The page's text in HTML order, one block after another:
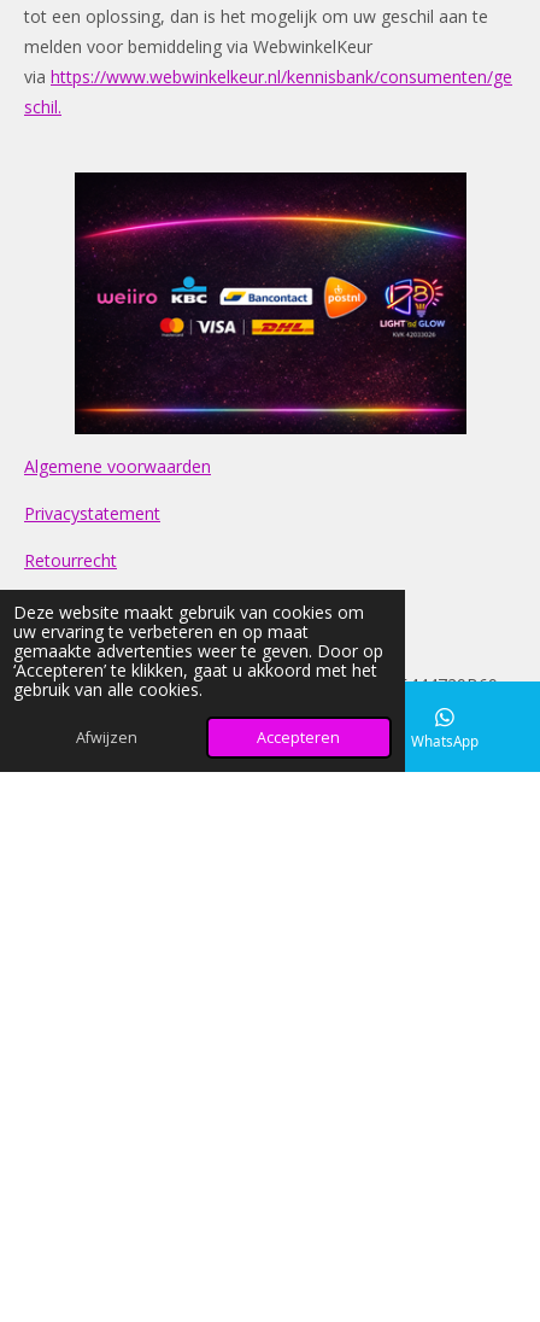
Deze website maakt gebruik van cookies om
uw ervaring te verbeteren en op maat
gemaakte advertenties weer te geven. Door op
‘Accepteren’ te klikken, gaat u akkoord met het
gebruik van alle cookies.
Afwijzen Accepteren
tot een oplossing, dan is het mogelijk om uw geschil aan te
melden voor bemiddeling via WebwinkelKeur
via https://www.webwinkelkeur.nl/kennisbank/consumenten/ge
schil.
Algemene voorwaarden
Privacystatement
Retourrecht
Contact
FAQ
© 2026 light-nd-glow KVK: 42033026 BTW:NL005444729B69
Alle prijzen op onze website zijn Inclusief BTW
E-mailadres Instagram WhatsApp